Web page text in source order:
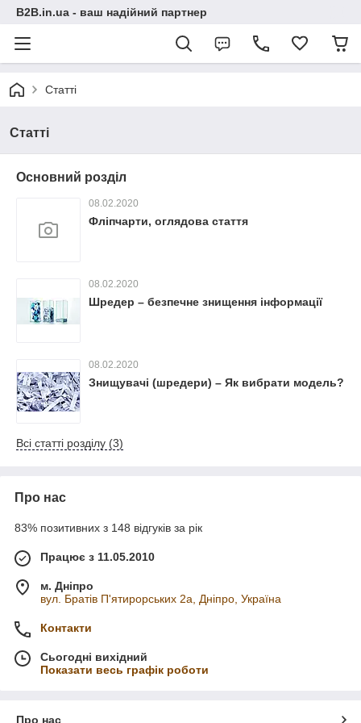
B2B.in.ua - ваш надійний партнер
Статті
Статті
Основний розділ
08.02.2020
Фліпчарти, оглядова стаття
08.02.2020
Шредер – безпечне знищення інформації
08.02.2020
Знищувачі (шредери) – Як вибрати модель?
Всі статті розділу (3)
Про нас
83% позитивних з 148 відгуків за рік
Працює з 11.05.2010
м. Дніпро
вул. Братів П'ятирорських 2а, Дніпро, Україна
Контакти
Сьогодні вихідний
Показати весь графік роботи
Про нас